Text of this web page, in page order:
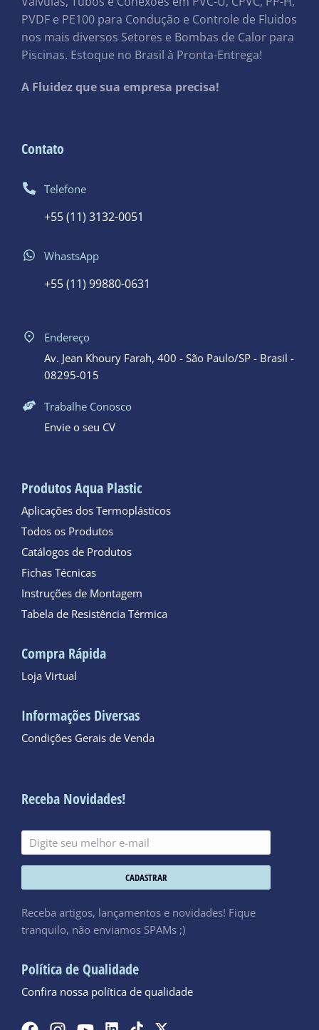
PVDF e PE100 para Condução e Controle de Fluidos
nos mais diversos Setores e Bombas de Calor para
Piscinas. Estoque no Brasil à Pronta-Entrega!
A Fluidez que sua empresa precisa!
Contato
Telefone
+55 (11) 3132-0051
WhastsApp
+55 (11) 99880-0631
Endereço
Av. Jean Khoury Farah, 400 - São Paulo/SP - Brasil -
08295-015
Trabalhe Conosco
Envie o seu CV
Produtos Aqua Plastic
Aplicações dos Termoplásticos
Todos os Produtos
Catálogos de Produtos
Fichas Técnicas
Instruções de Montagem
Tabela de Resistência Térmica
Compra Rápida
Loja Virtual
Informações Diversas
Condições Gerais de Venda
Receba Novidades!
CADASTRAR
Receba artigos, lançamentos e novidades! Fique
tranquilo, não enviamos SPAMs ;)
Política de Qualidade
Confira nossa política de qualidade